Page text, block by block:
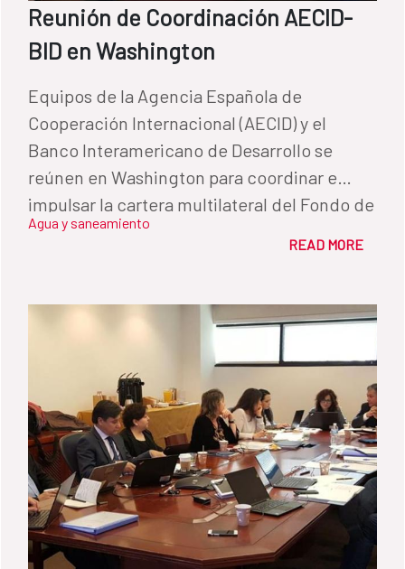
Reunión de Coordinación AECID-
BID en Washington
Equipos de la Agencia Española de
Cooperación Internacional (AECID) y el
Banco Interamericano de Desarrollo se
reúnen en Washington para coordinar e
impulsar la cartera multilateral del Fondo de
Cooperación para Agua y Saneamiento.
Agua y saneamiento
READ MORE